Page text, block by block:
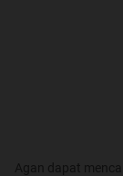
Agan dapat